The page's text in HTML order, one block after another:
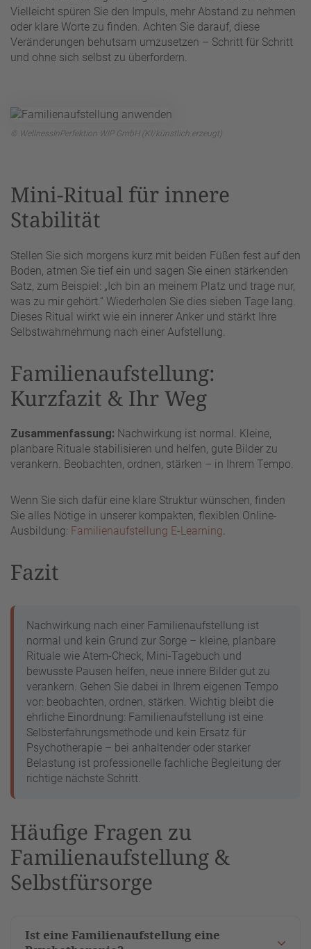
Vielleicht spüren Sie den Impuls, mehr Abstand zu nehmen
oder klare Worte zu finden. Achten Sie darauf, diese
Veränderungen behutsam umzusetzen – Schritt für Schritt
und ohne sich selbst zu überfordern.
© WellnessInPerfektion WIP GmbH (KI/künstlich erzeugt)
Mini-Ritual für innere
Stabilität
Stellen Sie sich morgens kurz mit beiden Füßen fest auf den
Boden, atmen Sie tief ein und sagen Sie einen stärkenden
Satz, zum Beispiel: „Ich bin an meinem Platz und trage nur,
was zu mir gehört.“ Wiederholen Sie dies sieben Tage lang.
Dieses Ritual wirkt wie ein innerer Anker und stärkt Ihre
Selbstwahrnehmung nach einer Aufstellung.
Familienaufstellung:
Kurzfazit & Ihr Weg
Zusammenfassung: Nachwirkung ist normal. Kleine,
planbare Rituale stabilisieren und helfen, gute Bilder zu
verankern. Beobachten, ordnen, stärken – in Ihrem Tempo.
Wenn Sie sich dafür eine klare Struktur wünschen, finden
Sie alles Nötige in unserer kompakten, flexiblen Online-
Ausbildung: Familienaufstellung E-Learning.
Fazit
Nachwirkung nach einer Familienaufstellung ist
normal und kein Grund zur Sorge – kleine, planbare
Rituale wie Atem-Check, Mini-Tagebuch und
bewusste Pausen helfen, neue innere Bilder gut zu
verankern. Gehen Sie dabei in Ihrem eigenen Tempo
vor: beobachten, ordnen, stärken. Wichtig bleibt die
ehrliche Einordnung: Familienaufstellung ist eine
Selbsterfahrungsmethode und kein Ersatz für
Psychotherapie – bei anhaltender oder starker
Belastung ist professionelle fachliche Begleitung der
richtige nächste Schritt.
Häufige Fragen zu
Familienaufstellung &
Selbstfürsorge
Ist eine Familienaufstellung eine